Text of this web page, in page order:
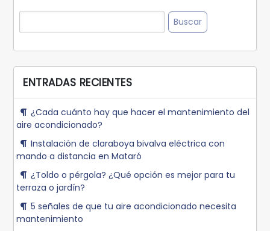
Buscar:
ENTRADAS RECIENTES
¿Cada cuánto hay que hacer el mantenimiento del
aire acondicionado?
Instalación de claraboya bivalva eléctrica con
mando a distancia en Mataró
¿Toldo o pérgola? ¿Qué opción es mejor para tu
terraza o jardín?
5 señales de que tu aire acondicionado necesita
mantenimiento